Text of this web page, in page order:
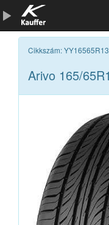
Szerszámkatalógus
Kosár
Alkatrészek
Cikkszám:
Arivo 165/